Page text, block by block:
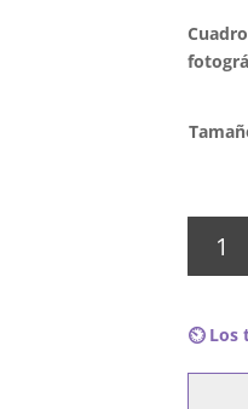
Pantera
Display
of
⏲️ Los